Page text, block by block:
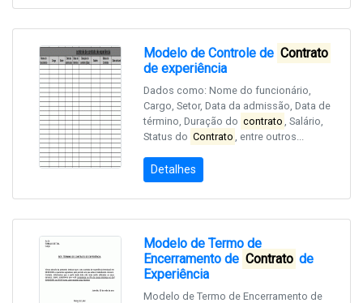
Modelo de Controle de Contrato
de experiência
Dados como: Nome do funcionário,
Cargo, Setor, Data da admissão, Data de
término, Duração do contrato , Salário,
Status do Contrato , entre outros...
Detalhes
Modelo de Termo de
Encerramento de Contrato de
Experiência
Modelo de Termo de Encerramento de